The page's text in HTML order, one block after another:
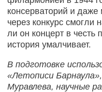
консерваторий и
через конкурс смогли
ли он концерт в
история умалчивает.
В подготовке
«Летописи
Муравлева, научные